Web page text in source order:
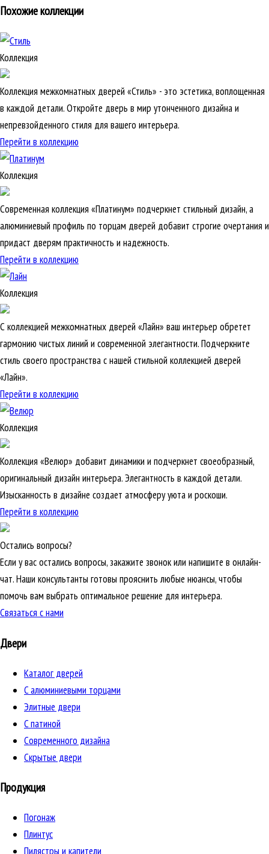
Похожие коллекции
Коллекция
Коллекция межкомнатных дверей «Стиль» - это эстетика, воплощенная
в каждой детали. Откройте дверь в мир утонченного дизайна и
непревзойденного стиля для вашего интерьера.
Перейти в коллекцию
Коллекция
Современная коллекция «Платинум» подчеркнет стильный дизайн, а
алюминиевый профиль по торцам дверей добавит строгие очертания и
придаст дверям практичность и надежность.
Перейти в коллекцию
Коллекция
С коллекцией межкомнатных дверей «Лайн» ваш интерьер обретет
гармонию чистых линий и современной элегантности. Подчеркните
стиль своего пространства с нашей стильной коллекцией дверей
«Лайн».
Перейти в коллекцию
Коллекция
Коллекция «Велюр» добавит динамики и подчеркнет своеобразный,
оригинальный дизайн интерьера. Элегантность в каждой детали.
Изысканность в дизайне создает атмосферу уюта и роскоши.
Перейти в коллекцию
Остались вопросы?
Если у вас остались вопросы, закажите звонок или напишите в онлайн-
чат. Наши консультанты готовы прояснить любые нюансы, чтобы
помочь вам выбрать оптимальное решение для интерьера.
Связаться с нами
Двери
Каталог дверей
C алюминиевыми торцами
Элитные двери
C патиной
Cовременного дизайна
Скрытые двери
Продукция
Погонаж
Плинтус
Пилястры и капители